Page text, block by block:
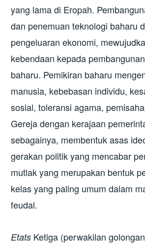
yang lama di Eropah.
dan penemuan teknologi baharu
pengeluaran ekonomi,
kebendaan kepada
baharu. Pemikiran baharu
manusia, kebebasan individu,
sosial, toleransi agama,
Gereja dengan kerajaan
sebagainya, membentuk asas
gerakan politik yang mencabar
mutlak yang merupakan bentuk
kelas yang paling umum dalam
feudal.
Etats Ketiga (perwakilan